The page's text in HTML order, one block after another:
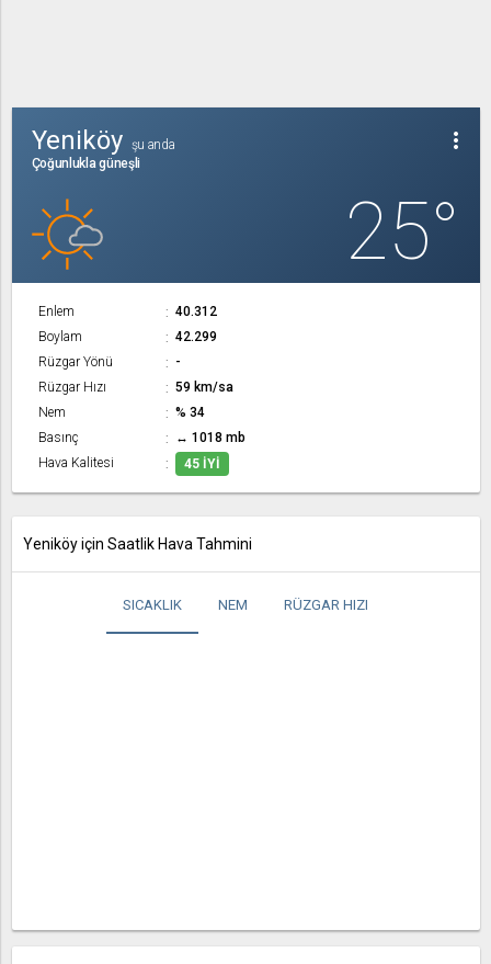
more_vert
Yeniköy
şu anda
Çoğunlukla güneşli
25°
Enlem
40.312
Boylam
42.299
Rüzgar Yönü
-
Rüzgar Hızı
59 km/sa
Nem
% 34
Basınç
↔ 1018 mb
Hava Kalitesi
45 İYI
Yeniköy için Saatlik Hava Tahmini
SICAKLIK NEM RÜZGAR HIZI